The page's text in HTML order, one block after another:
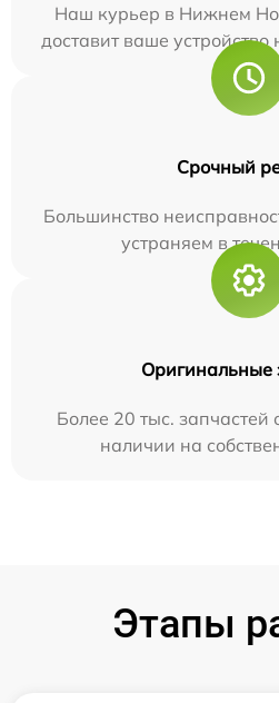
Наш курьер в Нижнем
доставит ваше
Срочный
Большинство
устраняем в
Оригинальные
Более 20 тыс. запчастей
наличии на
Этапы